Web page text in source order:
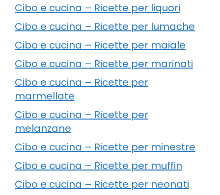
Cibo e cucina – Ricette per liquori
Cibo e cucina – Ricette per lumache
Cibo e cucina – Ricette per maiale
Cibo e cucina – Ricette per marinati
Cibo e cucina – Ricette per
marmellate
Cibo e cucina – Ricette per
melanzane
Cibo e cucina – Ricette per minestre
Cibo e cucina – Ricette per muffin
Cibo e cucina – Ricette per neonati